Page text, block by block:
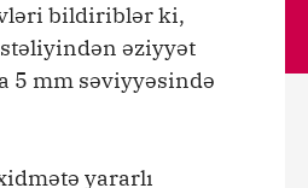
bildiriblər ki,
əziyyət
5 mm səviyyəsində
yararlı